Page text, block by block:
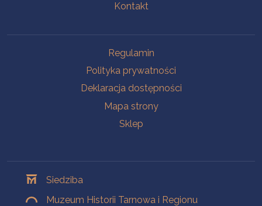
Kontakt
Regulamin
Polityka prywatności
Deklaracja dostępności
Mapa strony
Sklep
Siedziba
Muzeum Historii Tarnowa i Regionu